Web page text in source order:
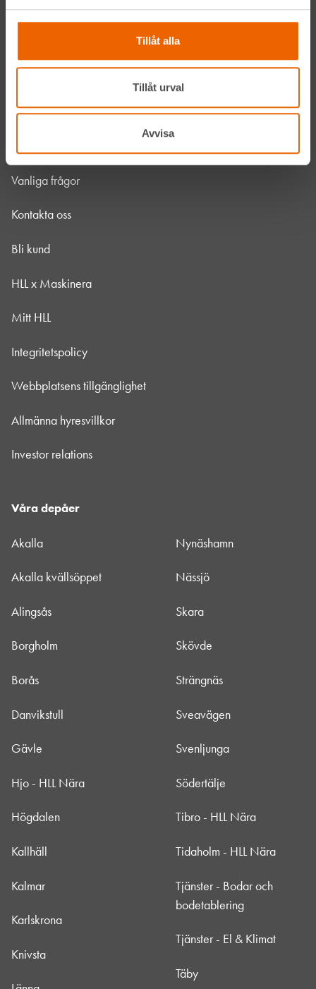
Tillåt alla
Tillåt urval
Avvisa
Våra depåer
Om HLL
Vanliga frågor
Kontakta oss
Bli kund
HLL x Maskinera
Mitt HLL
Integritetspolicy
Webbplatsens tillgänglighet
Allmänna hyresvillkor
Investor relations
Våra depåer
Akalla
Akalla kvällsöppet
Alingsås
Borgholm
Borås
Danvikstull
Gävle
Hjo - HLL Nära
Högdalen
Kallhäll
Kalmar
Karlskrona
Knivsta
Nynäshamn
Nässjö
Skara
Skövde
Strängnäs
Sveavägen
Svenljunga
Södertälje
Tibro - HLL Nära
Tidaholm - HLL Nära
Tjänster - Bodar och
bodetablering
Tjänster - El & Klimat
Täby